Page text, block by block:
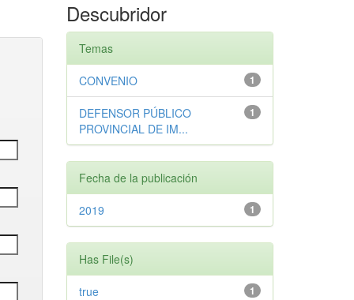
Descubridor
Temas
1
CONVENIO
1
DEFENSOR PÚBLICO
PROVINCIAL DE IM...
Fecha de la publicación
1
2019
Has File(s)
1
true